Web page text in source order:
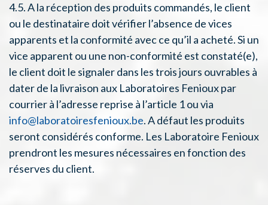
4.5. A la réception des produits commandés, le client
ou le destinataire doit vérifier l’absence de vices
apparents et la conformité avec ce qu’il a acheté. Si un
vice apparent ou une non-conformité est constaté(e),
le client doit le signaler dans les trois jours ouvrables à
dater de la livraison aux Laboratoires Fenioux par
courrier à l’adresse reprise à l’article 1 ou via
info@laboratoiresfenioux.be. A défaut les produits
seront considérés conforme. Les Laboratoire Fenioux
prendront les mesures nécessaires en fonction des
réserves du client.